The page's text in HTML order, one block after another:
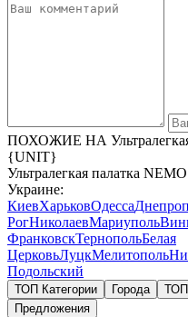
ПОХОЖИЕ НА Ультралегкая
{UNIT}
Ультралегкая палатка
Украине:
КиевХарьковОдесса
РогНиколаевМариуполь
ФранковскТернопольБелая
ЦерковьЛуцкМелитополь
Подольский
ТОП Категории Города ТОП
Предложения